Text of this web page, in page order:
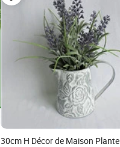
30cm H Décor de Maison Plante